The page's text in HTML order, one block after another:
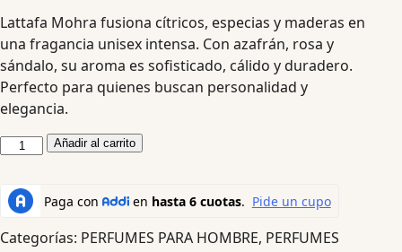
Lattafa Mohra fusiona cítricos, especias y maderas en
una fragancia unisex intensa. Con azafrán, rosa y
sándalo, su aroma es sofisticado, cálido y duradero.
Perfecto para quienes buscan personalidad y
elegancia.
Añadir al carrito
Categorías: PERFUMES PARA HOMBRE, PERFUMES